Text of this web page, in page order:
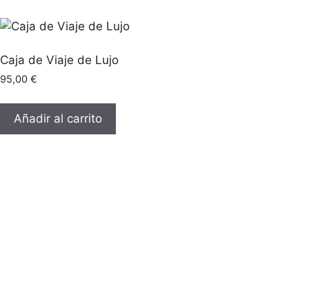
Caja de Viaje de Lujo
95,00 €
Añadir al carrito